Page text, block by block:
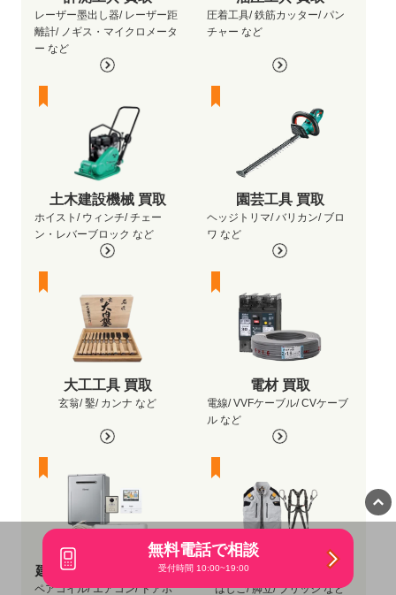
無料電話で相談
受付時間 10:00~19:00
レーザー墨出し器/ レーザー距
離計/ ノギス・マイクロメータ
ー など
圧着工具/ 鉄筋カッター/ パン
チャー など
土木建設機械 買取
ホイスト/ ウィンチ/ チェー
ン・レバーブロック など
園芸工具 買取
ヘッジトリマ/ バリカン/ ブロ
ワ など
大工工具 買取
玄翁/ 鑿/ カンナ など
電材 買取
電線/ VVFケーブル/ CVケーブ
ル など
建材・住宅設備品 買取
ペアコイル/ エアコン/ ドアホ
作業用品・消耗品 買取
はしご/ 脚立/ ブリッジ など